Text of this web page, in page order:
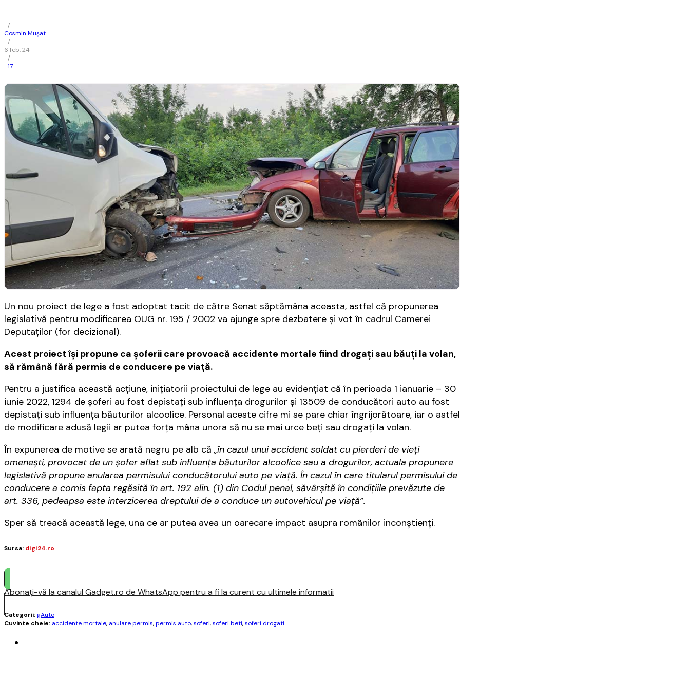
/
Cosmin Mușat
/
6 feb. 24
/
17
Un nou proiect de lege a fost adoptat tacit de către Senat săptămâna aceasta, astfel că propunerea
legislativă pentru modificarea OUG nr. 195 / 2002 va ajunge spre dezbatere şi vot în cadrul Camerei
Deputaţilor (for decizional).
Acest proiect îşi propune ca şoferii care provoacă accidente mortale fiind drogaţi sau băuţi la volan,
să rămână fără permis de conducere pe viaţă.
Pentru a justifica această acţiune, iniţiatorii proiectului de lege au evidenţiat că în perioada 1 ianuarie – 30
iunie 2022, 1294 de şoferi au fost depistaţi sub influenţa drogurilor şi 13509 de conducători auto au fost
depistaţi sub influenţa băuturilor alcoolice. Personal aceste cifre mi se pare chiar îngrijorătoare, iar o astfel
de modificare adusă legii ar putea forţa mâna unora să nu se mai urce beţi sau drogaţi la volan.
În expunerea de motive se arată negru pe alb că „în cazul unui accident soldat cu pierderi de vieţi
omeneşti, provocat de un şofer aflat sub influenţa băuturilor alcoolice sau a drogurilor, actuala propunere
legislativă propune anularea permisului conducătorului auto pe viaţă. În cazul în care titularul permisului de
conducere a comis fapta regăsită în art. 192 alin. (1) din Codul penal, săvârşită în condiţiile prevăzute de
art. 336, pedeapsa este interzicerea dreptului de a conduce un autovehicul pe viaţă”.
Sper să treacă această lege, una ce ar putea avea un oarecare impact asupra românilor inconştienţi.
Sursa: digi24.ro
Abonați-vă la canalul Gadget.ro de WhatsApp pentru a fi la curent cu ultimele informatii
Categorii: gAuto
Cuvinte cheie: accidente mortale, anulare permis,permis auto,soferi,soferi beti,soferi drogati